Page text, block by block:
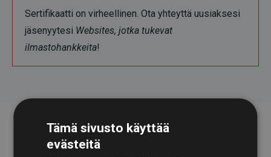
Sertifikaatti on virheellinen. Ota yhteyttä uusiaksesi
jäsenyytesi Websites, jotka tukevat
ilmastohankkeita!
Tämä sivusto käyttää
evästeitä